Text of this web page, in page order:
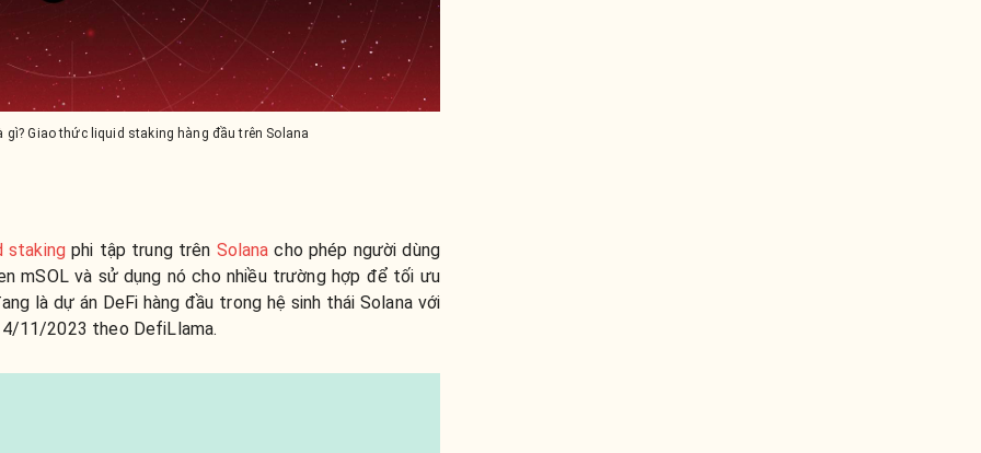
gì? Giao thức liquid staking hàng đầu trên Solana
staking phi tập trung trên Solana cho phép người dùng
mSOL và sử dụng nó cho nhiều trường hợp để tối ưu
là dự án DeFi hàng đầu trong hệ sinh thái Solana với
11/2023 theo DefiLlama.